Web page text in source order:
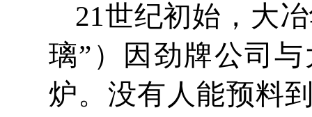
21世纪初始，大
璃”）因劲牌公司
炉。没有人能预料